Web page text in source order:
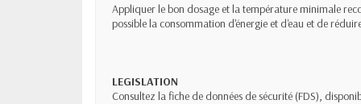
Appliquer le bon dosage et la température minimale
possible la consommation d'énergie et d'eau et de
LEGISLATION
Consultez la fiche de données de sécurité (FDS),